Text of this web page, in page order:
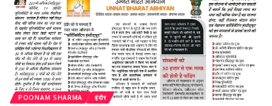
POONAM SHARMA इंदौर